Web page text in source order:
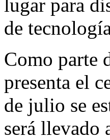
lugar para
de
Como parte
presenta el
de julio se
será llevado